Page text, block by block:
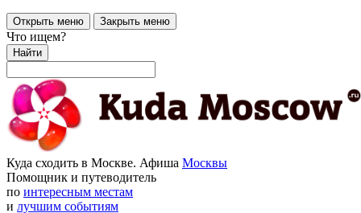
Открыть меню Закрыть меню
Что ищем?
Найти
Куда сходить в Москве. Афиша Москвы
Помощник и путеводитель
по интересным местам
и лучшим событиям